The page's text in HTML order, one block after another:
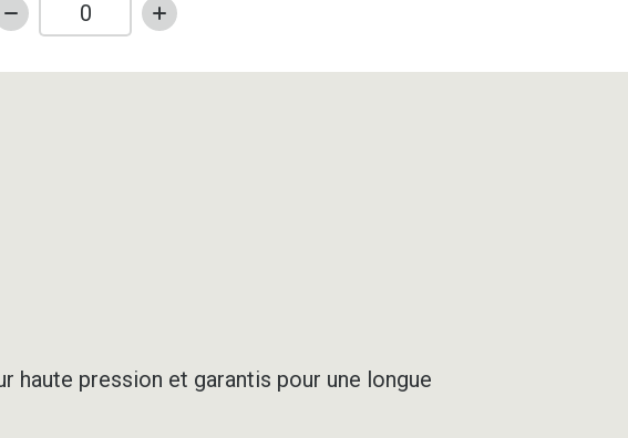
haute pression et garantis pour une longue